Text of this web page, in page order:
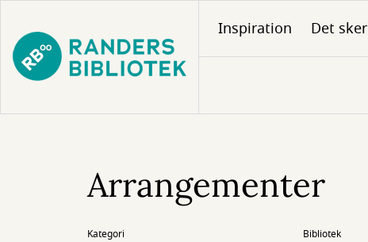
hovedindhold
Inspiration Det sker
Arrangementer
Kategori Bibliotek